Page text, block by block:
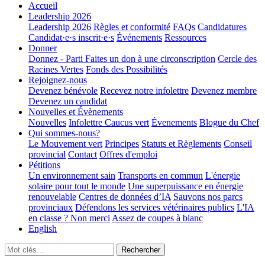
Accueil
Leadership 2026
Leadership 2026 Règles et conformité FAQs Candidatures
Candidat·e·s inscrit·e·s Événements Ressources
Donner
Donnez - Parti Faites un don à une circonscription Cercle des
Racines Vertes Fonds des Possibilités
Rejoignez-nous
Devenez bénévole Recevez notre infolettre Devenez membre
Devenez un candidat
Nouvelles et Évènements
Nouvelles Infolettre Caucus vert Évenements Blogue du Chef
Qui sommes-nous?
Le Mouvement vert Principes Statuts et Règlements Conseil
provincial Contact Offres d'emploi
Pétitions
Un environnement sain Transports en commun L'énergie
solaire pour tout le monde Une superpuissance en énergie
renouvelable Centres de données d’IA Sauvons nos parcs
provinciaux Défendons les services vétérinaires publics L'IA
en classe ? Non merci Assez de coupes à blanc
English